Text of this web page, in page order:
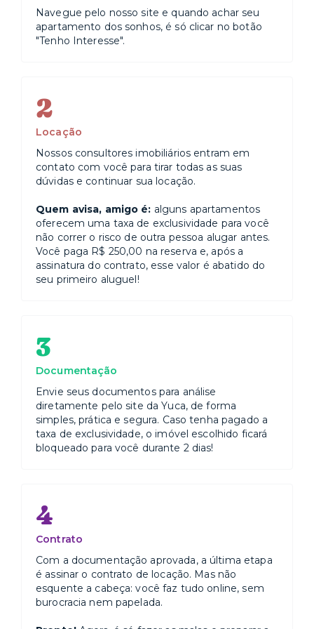
Navegue pelo nosso site e quando achar seu
apartamento dos sonhos, é só clicar no botão
"Tenho Interesse".
2
Locação
Nossos consultores imobiliários entram em
contato com você para tirar todas as suas
dúvidas e continuar sua locação.
Quem avisa, amigo é: alguns apartamentos
oferecem uma taxa de exclusividade para você
não correr o risco de outra pessoa alugar antes.
Você paga R$ 250,00 na reserva e, após a
assinatura do contrato, esse valor é abatido do
seu primeiro aluguel!
3
Documentação
Envie seus documentos para análise
diretamente pelo site da Yuca, de forma
simples, prática e segura. Caso tenha pagado a
taxa de exclusividade, o imóvel escolhido ficará
bloqueado para você durante 2 dias!
4
Contrato
Com a documentação aprovada, a última etapa
é assinar o contrato de locação. Mas não
esquente a cabeça: você faz tudo online, sem
burocracia nem papelada.